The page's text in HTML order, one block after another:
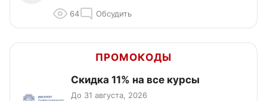
64 Обсудить
ПРОМОКОДЫ
Скидка 11% на все курсы
До 31 августа, 2026